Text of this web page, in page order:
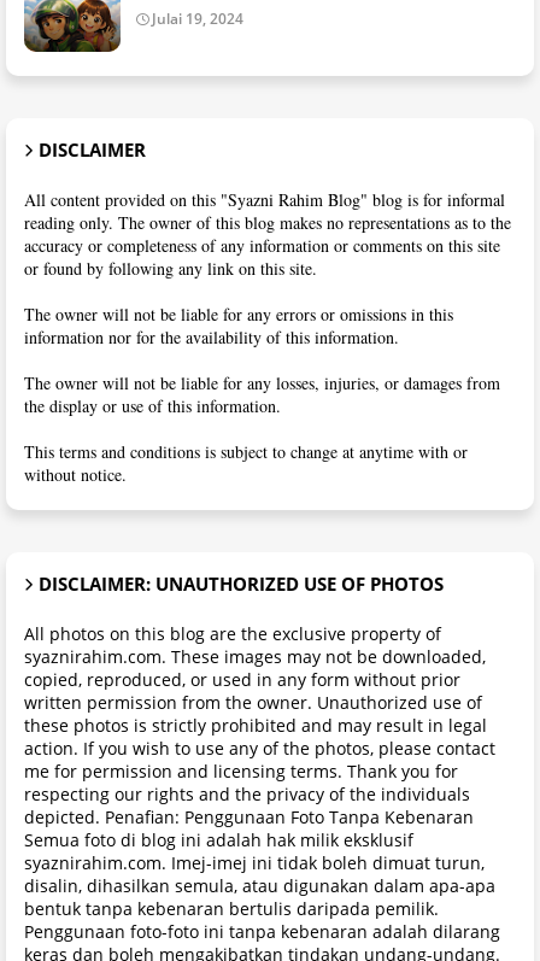
Julai 19, 2024
DISCLAIMER
All content provided on this "Syazni Rahim Blog" blog is for informal
reading only. The owner of this blog makes no representations as to the
accuracy or completeness of any information or comments on this site
or found by following any link on this site.
The owner will not be liable for any errors or omissions in this
information nor for the availability of this information.
The owner will not be liable for any losses, injuries, or damages from
the display or use of this information.
This terms and conditions is subject to change at anytime with or
without notice.
DISCLAIMER: UNAUTHORIZED USE OF PHOTOS
All photos on this blog are the exclusive property of
syaznirahim.com. These images may not be downloaded,
copied, reproduced, or used in any form without prior
written permission from the owner. Unauthorized use of
these photos is strictly prohibited and may result in legal
action. If you wish to use any of the photos, please contact
me for permission and licensing terms. Thank you for
respecting our rights and the privacy of the individuals
depicted. Penafian: Penggunaan Foto Tanpa Kebenaran
Semua foto di blog ini adalah hak milik eksklusif
syaznirahim.com. Imej-imej ini tidak boleh dimuat turun,
disalin, dihasilkan semula, atau digunakan dalam apa-apa
bentuk tanpa kebenaran bertulis daripada pemilik.
Penggunaan foto-foto ini tanpa kebenaran adalah dilarang
keras dan boleh mengakibatkan tindakan undang-undang.